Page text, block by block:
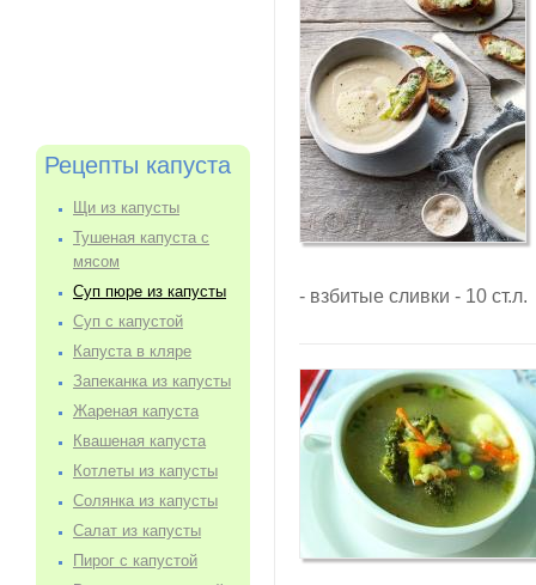
Рецепты капуста
Щи из капусты
Тушеная капуста с
мясом
Суп пюре из капусты
Суп с капустой
Капуста в кляре
Запеканка из капусты
Жареная капуста
Квашеная капуста
Котлеты из капусты
Солянка из капусты
Салат из капусты
Пирог с капустой
- взбитые сливки - 10 ст.л.